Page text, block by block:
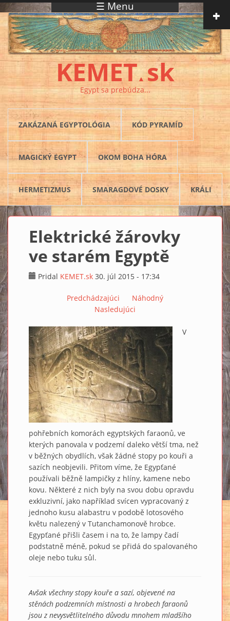
Skočiť na hlavný obsah ☰ Menu
KEMET▲ sk
Egypt sa prebúdza...
ZAKÁZANÁ EGYPTOLÓGIA KÓD PYRAMÍD
MAGICKÝ EGYPT OKOM BOHA HÓRA
HERMETIZMUS SMARAGDOVÉ DOSKY KRÁLI
Elektrické žárovky
ve starém Egyptě
Pridal KEMET.sk 30. júl 2015 - 17:34
Predchádzajúci
Náhodný
Nasledujúci
V
pohřebních komorách egyptských faraonů, ve
kterých panovala v podzemí daleko větší tma, než
v běžných obydlích, však žádné stopy po kouři a
sazích neobjevili. Přitom víme, že Egypťané
používali běžně lampičky z hlíny, kamene nebo
kovu. Některé z nich byly na svou dobu opravdu
exkluzivní, jako například svícen vypracovaný z
jednoho kusu alabastru v podobě lotosového
květu nalezený v Tutanchamonově hrobce.
Egypťané přišli časem i na to, že lampy čadí
podstatně méně, pokud se přidá do spalovaného
oleje nebo tuku sůl.
Avšak všechny stopy kouře a sazí, objevené na
stěnách podzemních místnosti a hrobech faraonů
jsou z nevysvětlitelného důvodu mnohem mladšího